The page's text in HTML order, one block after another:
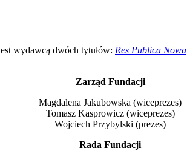
wydawcą dwóch tytułów: Res Publica Nowa
Zarząd Fundacji
Magdalena Jakubowska (wiceprezes)
Tomasz Kasprowicz (wiceprezes)
Wojciech Przybylski (prezes)
Rada Fundacji